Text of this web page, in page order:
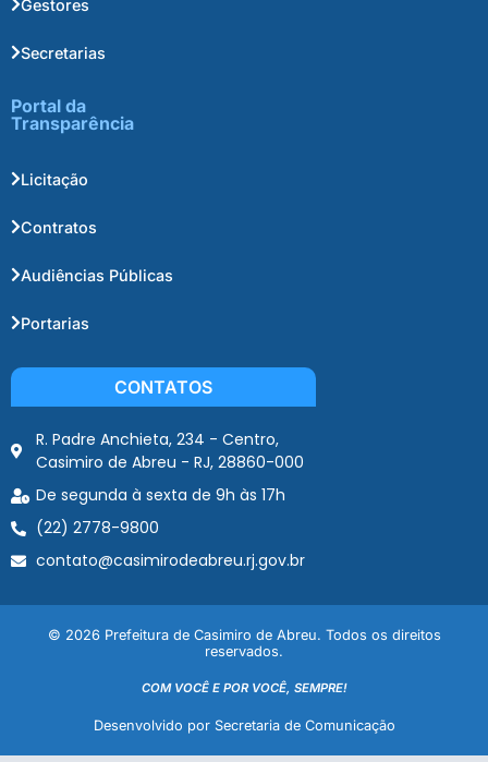
Gestores
Secretarias
Portal da
Transparência
Licitação
Contratos
Audiências Públicas
Portarias
CONTATOS
R. Padre Anchieta, 234 - Centro,
Casimiro de Abreu - RJ, 28860-000
De segunda à sexta de 9h às 17h
(22) 2778-9800
contato@casimirodeabreu.rj.gov.br
© 2026 Prefeitura de Casimiro de Abreu. Todos os direitos
reservados.
COM VOCÊ E POR VOCÊ, SEMPRE!
Desenvolvido por Secretaria de Comunicação